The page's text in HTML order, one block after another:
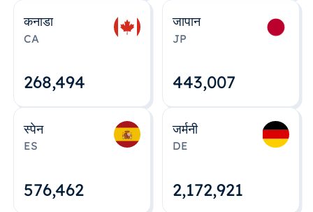
कनाडा
CA
268,495
जापान
JP
443,008
स्पेन
ES
576,463
जर्मनी
DE
2,172,922